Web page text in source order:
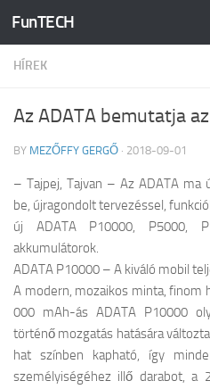
Skip to content
FunTECH
HÍREK
Az ADATA bemutatja
BY MEZŐFFY GERGŐ · 2018-09-01
– Tajpej, Tajvan – Az ADATA
be, újragondolt tervezéssel,
új ADATA P10000, P5000,
akkumulátorok.
ADATA P10000 – A kiváló mobil
A modern, mozaikos minta, finom
000 mAh-ás ADATA P10000
történő mozgatás hatására
hat színben kapható, így
személyiségéhez illő darabot, a